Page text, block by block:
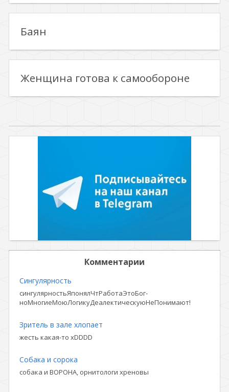
Баян
Женщина готова к самообороне
Комментарии
Сингулярность
сингулярностьЯпонялЧтРаботаЭтоБог-
ноМногиеМоюЛогикуДеалектическуюНеПонимают!
Зритель в зале хлопает
жесть какая-то xDDDD
Собака и сорока
собака и ВОРОНА, орнитологи хреновы